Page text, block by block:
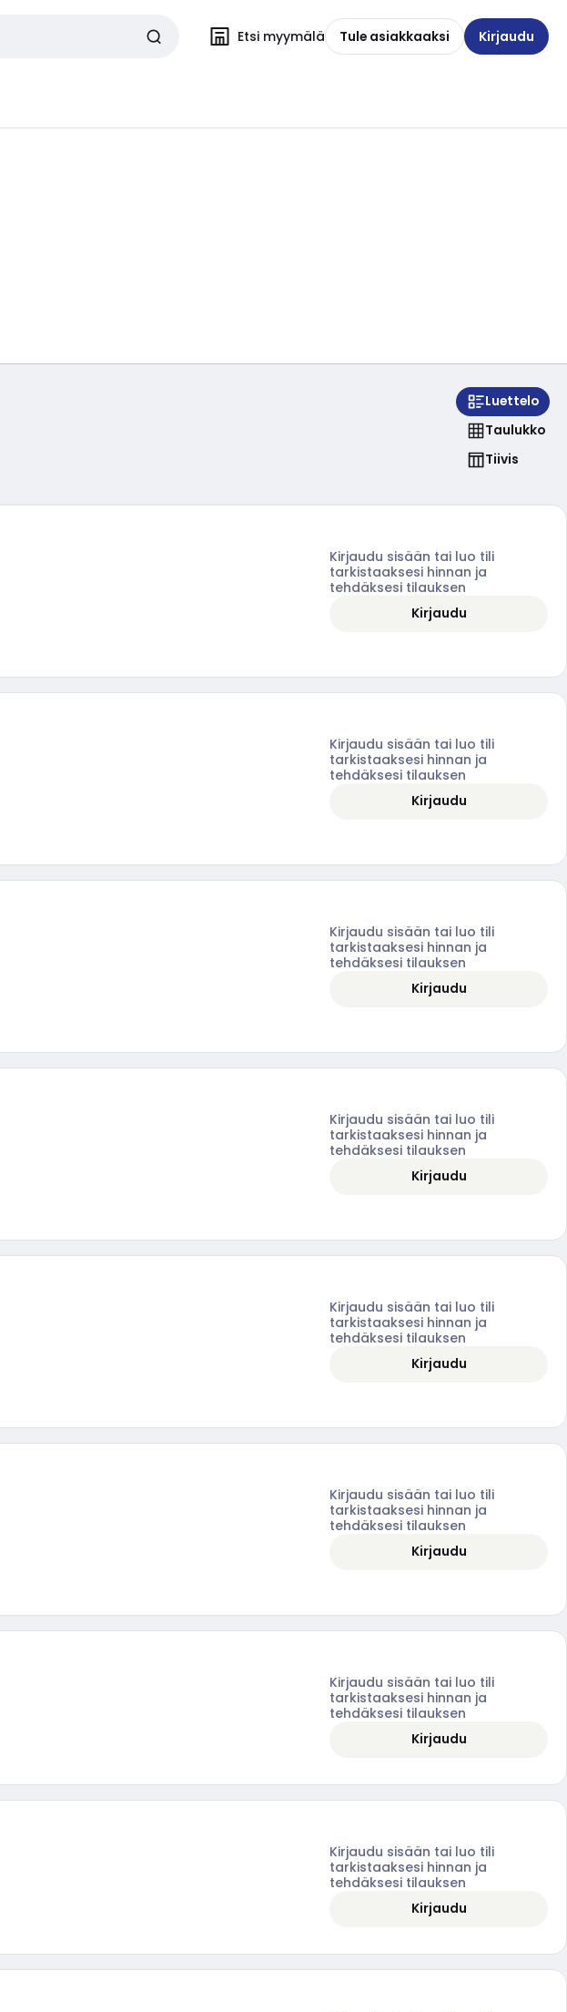
Etsi myymälä Tule asiakkaaksi Kirjaudu
Luettelo
Taulukko
Tiivis
Kirjaudu sisään tai luo tili
tarkistaaksesi hinnan ja
tehdäksesi tilauksen
Kirjaudu
Kirjaudu sisään tai luo tili
tarkistaaksesi hinnan ja
tehdäksesi tilauksen
Kirjaudu
Kirjaudu sisään tai luo tili
tarkistaaksesi hinnan ja
tehdäksesi tilauksen
Kirjaudu
Kirjaudu sisään tai luo tili
tarkistaaksesi hinnan ja
tehdäksesi tilauksen
Kirjaudu
Kirjaudu sisään tai luo tili
tarkistaaksesi hinnan ja
tehdäksesi tilauksen
Kirjaudu
Kirjaudu sisään tai luo tili
tarkistaaksesi hinnan ja
tehdäksesi tilauksen
Kirjaudu
Kirjaudu sisään tai luo tili
tarkistaaksesi hinnan ja
tehdäksesi tilauksen
Kirjaudu
Kirjaudu sisään tai luo tili
tarkistaaksesi hinnan ja
tehdäksesi tilauksen
Kirjaudu